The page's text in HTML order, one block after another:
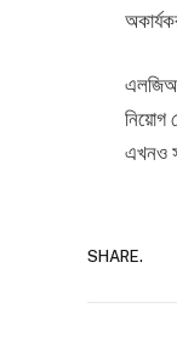
নিয়োগ
এখনও
SHARE.